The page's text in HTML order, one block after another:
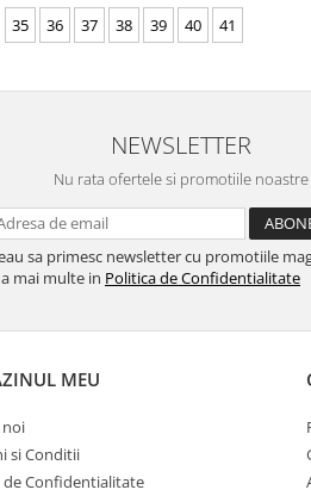
35 36 37 38 39 40 41
NEWSLETTER
Nu rata ofertele si promotiile noastre
sa primesc newsletter cu promotiile
mai multe in Politica de Confidentialitate
MEU
noi
si Conditii
de Confidentialitate